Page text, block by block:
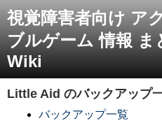
視覚障害者向け ア
ブルゲーム 情報 ま
Wiki
Little Aid のバックアップ
バックアップ一覧